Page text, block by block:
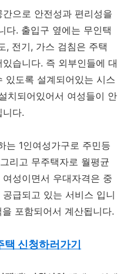
으로 안전성과 편리성을
다. 출입구 옆에는 무인택
, 전기, 가스 검침은 주택
습니다. 즉 외부인들에 대
있도록 설계되어있는 시스
치되어있어서 여성들이 안
다.
는 1인여성가구로 주민등
리고 무주택자로 월평균
성이면서 우대자격은 중
급되고 있는 서비스 입니
포함되어서 계산됩니다.
신청하러가기